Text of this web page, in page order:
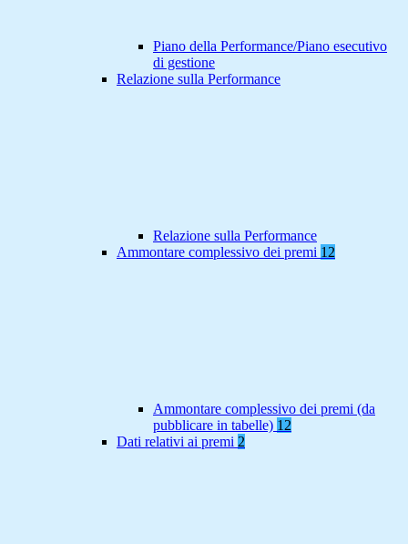
Piano della Performance/Piano esecutivo
di gestione
Relazione sulla Performance
Relazione sulla Performance
Ammontare complessivo dei premi 12
Ammontare complessivo dei premi (da
pubblicare in tabelle) 12
Dati relativi ai premi 2